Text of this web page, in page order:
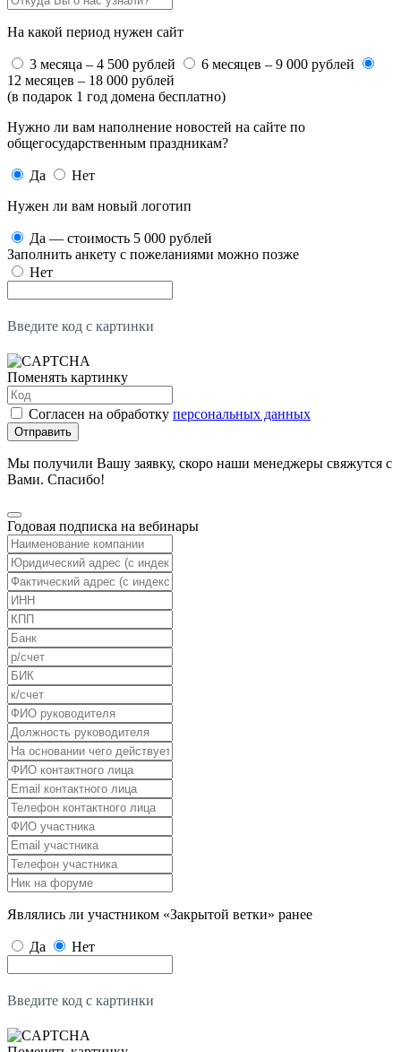
На какой период нужен сайт
3 месяца – 4 500 рублей
6 месяцев – 9 000 рублей
12 месяцев – 18 000 рублей
(в подарок 1 год домена бесплатно)
Нужно ли вам наполнение новостей на сайте по
общегосударственным праздникам?
Да
Нет
Нужен ли вам новый логотип
Да — стоимость 5 000 рублей
Заполнить анкету с пожеланиями можно позже
Нет
Введите код с картинки
Поменять картинку
Согласен на обработку персональных данных
Отправить
Мы получили Вашу заявку, скоро наши менеджеры свяжутся с
Вами. Спасибо!
Годовая подписка на вебинары
Являлись ли участником «Закрытой ветки» ранее
Да Нет
Введите код с картинки